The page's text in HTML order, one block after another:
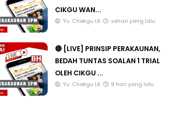
CIKGU WAN...
Yu. Chekgu LK sehari yang lalu
🔴 [LIVE] PRINSIP PERAKAUNAN,
BEDAH TUNTAS SOALAN 1 TRIAL
OLEH CIKGU ...
Yu. Chekgu LK 9 hari yang lalu